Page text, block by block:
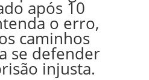
após 10
o erro,
caminhos
se defender
injusta.